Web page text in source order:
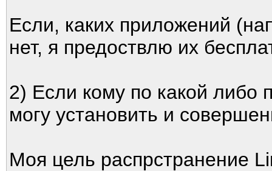
Если, каких приложений
нет, я предоствлю их
2) Если кому по какой либо
могу установить и
Моя цель распрстранение